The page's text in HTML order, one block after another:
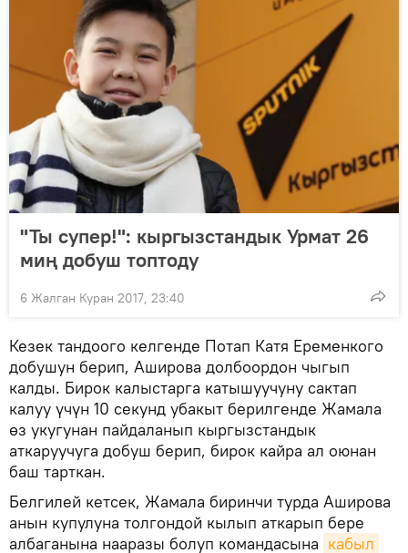
"Ты супер!": кыргызстандык Урмат 26
миң добуш топтоду
6 Жалган Куран 2017, 23:40
Кезек тандоого келгенде Потап Катя Еременкого
добушун берип, Аширова долбоордон чыгып
калды. Бирок калыстарга катышуучуну сактап
калуу үчүн 10 секунд убакыт берилгенде Жамала
өз укугунан пайдаланып кыргызстандык
аткаруучуга добуш берип, бирок кайра ал оюнан
баш тарткан.
Белгилей кетсек, Жамала биринчи турда Аширова
анын купулуна толгондой кылып аткарып бере
албаганына нааразы болуп командасына кабыл